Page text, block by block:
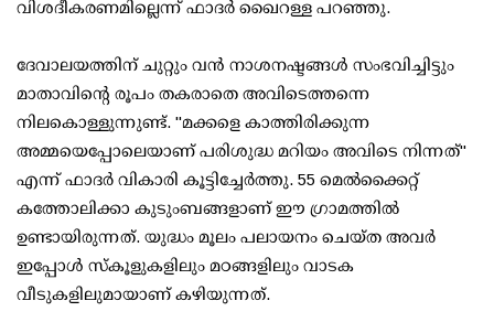
വിശദീകരണമില്ലെന്ന് ഫാദർ ഖൈറള്ള പറഞ്ഞു.
ദേവാലയത്തിന് ചുറ്റും വൻ നാശനഷ്ടങ്ങൾ സംഭവിച്ചിട്ടും
മാതാവിന്റെ രൂപം തകരാതെ അവിടെത്തന്നെ
നിലകൊള്ളുന്നുണ്ട്. "മക്കളെ കാത്തിരിക്കുന്ന
അമ്മയെപ്പോലെയാണ് പരിശുദ്ധ മറിയം അവിടെ നിന്നത്"
എന്ന് ഫാദർ വികാരി കൂട്ടിച്ചേർത്തു. 55 മെൽക്കൈറ്റ്
കത്തോലിക്കാ കുടുംബങ്ങളാണ് ഈ ഗ്രാമത്തിൽ
ഉണ്ടായിരുന്നത്. യുദ്ധം മൂലം പലായനം ചെയ്ത അവർ
ഇപ്പോൾ സ്കൂളുകളിലും മഠങ്ങളിലും വാടക
വീടുകളിലുമായാണ് കഴിയുന്നത്.